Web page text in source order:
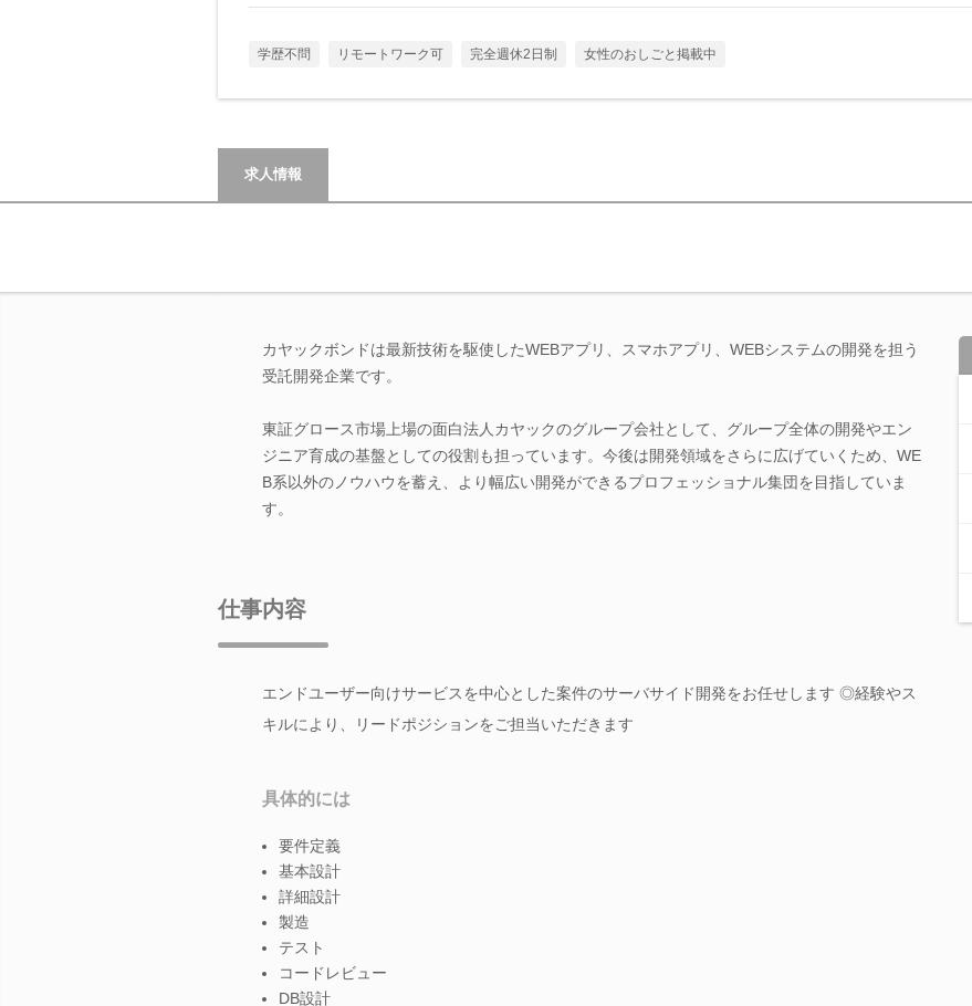
学歴不問 リモートワーク可 完全週休2日制 女性のおしごと掲載中
求人情報
カヤックボンドは最新技術を駆使したWEBアプリ、スマホアプリ、WEBシステムの開発を担う
受託開発企業です。
東証グロース市場上場の面白法人カヤックのグループ会社として、グループ全体の開発やエン
ジニア育成の基盤としての役割も担っています。今後は開発領域をさらに広げていくため、WE
B系以外のノウハウを蓄え、より幅広い開発ができるプロフェッショナル集団を目指していま
す。
仕事内容
エンドユーザー向けサービスを中心とした案件のサーバサイド開発をお任せします ◎経験やス
キルにより、リードポジションをご担当いただきます
具体的には
要件定義
基本設計
詳細設計
製造
テスト
コードレビュー
DB設計